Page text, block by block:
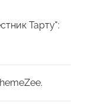
Тарту":